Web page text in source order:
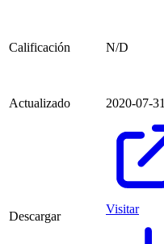
Calificación N/D
Actualizado
2020-07-31
Descargar
Visitar